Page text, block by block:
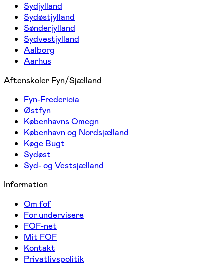
Sydjylland
Sydøstjylland
Sønderjylland
Sydvestjylland
Aalborg
Aarhus
Aftenskoler Fyn/Sjælland
Fyn-Fredericia
Østfyn
Københavns Omegn
København og Nordsjælland
Køge Bugt
Sydøst
Syd- og Vestsjælland
Information
Om fof
For undervisere
FOF-net
Mit FOF
Kontakt
Privatlivspolitik